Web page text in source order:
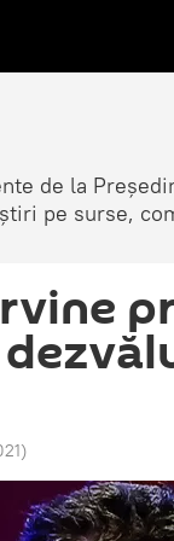
de la
pe surse,
)